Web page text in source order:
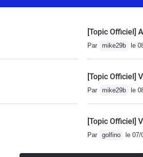
[Topic Officiel]
Par mike29b le
[Topic Officiel]
Par mike29b le
[Topic Officiel]
Par golfino le